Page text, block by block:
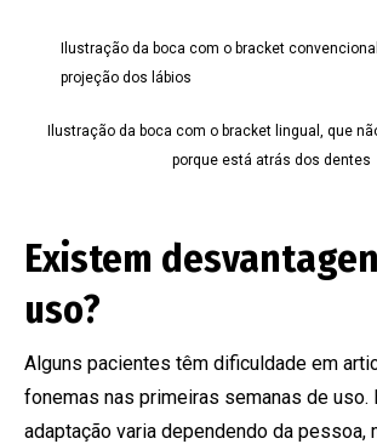
Ilustração da boca com o bracket
projeção dos lábios
Ilustração da boca com o bracket lingual, que
porque está atrás dos dentes
Existem
uso?
Alguns pacientes têm dificuldade em
fonemas nas primeiras semanas de uso.
adaptação varia dependendo da pessoa,